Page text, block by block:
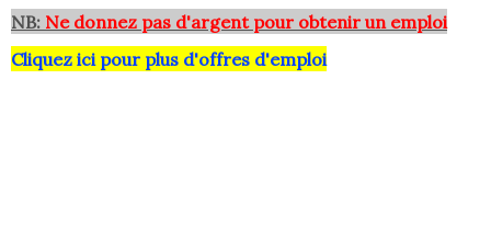
NB: Ne donnez pas d'argent pour obtenir un emploi
Cliquez ici pour plus d'offres d'emploi